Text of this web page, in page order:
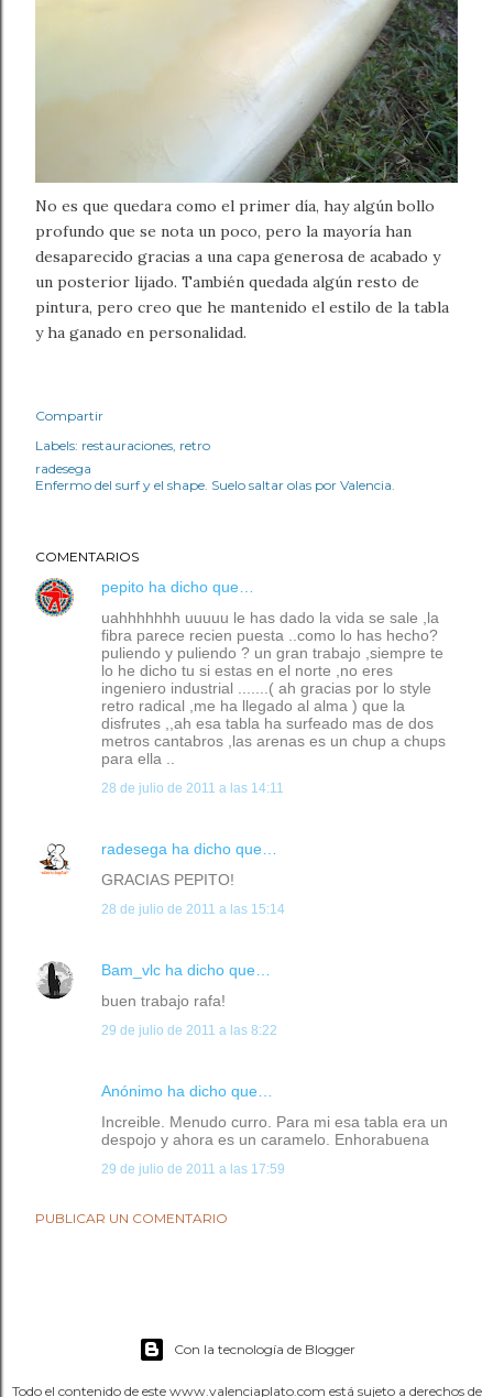
No es que quedara como el primer día, hay algún bollo
profundo que se nota un poco, pero la mayoría han
desaparecido gracias a una capa generosa de acabado y
un posterior lijado. También quedada algún resto de
pintura, pero creo que he mantenido el estilo de la tabla
y ha ganado en personalidad.
Compartir
Labels: restauraciones retro
radesega
Enfermo del surf y el shape. Suelo saltar olas por Valencia.
COMENTARIOS
pepito ha dicho que…
uahhhhhhh uuuuu le has dado la vida se sale ,la
fibra parece recien puesta ..como lo has hecho?
puliendo y puliendo ? un gran trabajo ,siempre te
lo he dicho tu si estas en el norte ,no eres
ingeniero industrial .......( ah gracias por lo style
retro radical ,me ha llegado al alma ) que la
disfrutes ,,ah esa tabla ha surfeado mas de dos
metros cantabros ,las arenas es un chup a chups
para ella ..
28 de julio de 2011 a las 14:11
radesega ha dicho que…
GRACIAS PEPITO!
28 de julio de 2011 a las 15:14
Bam_vlc ha dicho que…
buen trabajo rafa!
29 de julio de 2011 a las 8:22
Anónimo ha dicho que…
Increible. Menudo curro. Para mi esa tabla era un
despojo y ahora es un caramelo. Enhorabuena
29 de julio de 2011 a las 17:59
PUBLICAR UN COMENTARIO
Con la tecnología de Blogger
Todo el contenido de este www.valenciaplato.com está sujeto a derechos de